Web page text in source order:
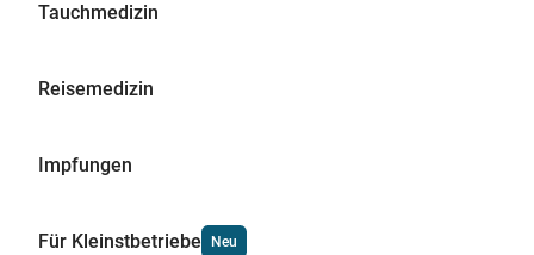
Tauchmedizin
Reisemedizin
Impfungen
Für Kleinstbetriebe Neu